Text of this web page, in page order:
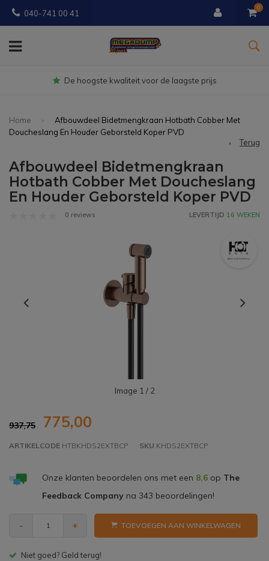
040-741 00 41
0
De hoogste kwaliteit voor de laagste prijs
Home
Afbouwdeel Bidetmengkraan Hotbath Cobber Met
Doucheslang En Houder Geborsteld Koper PVD
Terug
Afbouwdeel Bidetmengkraan
Hotbath Cobber Met Doucheslang
En Houder Geborsteld Koper PVD
0 reviews LEVERTIJD 16 WEKEN
Image 1 / 2
937,75 775,00
ARTIKELCODE HTBKHDS2EXTBCP SKU KHDS2EXTBCP
Onze klanten beoordelen ons met een 8,6op The
Feedback Companyna 343 beoordelingen!
- + TOEVOEGEN AAN WINKELWAGEN
Niet goed? Geld terug!